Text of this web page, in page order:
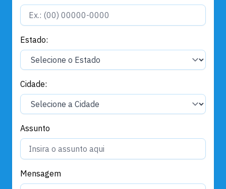
Estado:
Cidade:
Assunto
Mensagem